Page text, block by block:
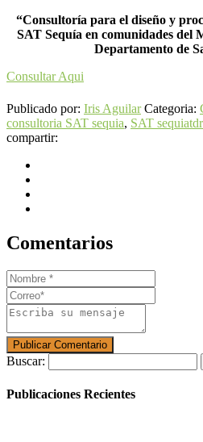
“Consultoría para el diseño y
SAT Sequía en comunidades del
Departamento de
Consultar Aqui
Publicado por: Iris Aguilar Categoria:
consultoria SAT sequia, SAT sequia
compartir:
Comentarios
Buscar:
Publicaciones Recientes